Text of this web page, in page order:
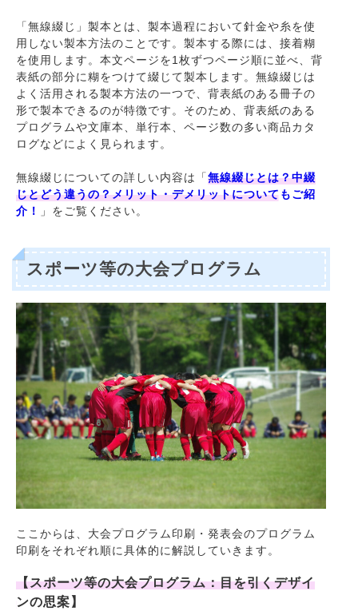
「無線綴じ」製本とは、製本過程において針金や糸を使
用しない製本方法のことです。製本する際には、接着糊
を使用します。本文ページを1枚ずつページ順に並べ、背
表紙の部分に糊をつけて綴じて製本します。無線綴じは
よく活用される製本方法の一つで、背表紙のある冊子の
形で製本できるのが特徴です。そのため、背表紙のある
プログラムや文庫本、単行本、ページ数の多い商品カタ
ログなどによく見られます。
無線綴じについての詳しい内容は「無線綴じとは？中綴
じとどう違うの？メリット・デメリットについてもご紹
介！
」をご覧ください。
スポーツ等の大会プログラム
ここからは、大会プログラム印刷・発表会のプログラム
印刷をそれぞれ順に具体的に解説していきます。
【スポーツ等の大会プログラム：目を引くデザイ
ンの思案】